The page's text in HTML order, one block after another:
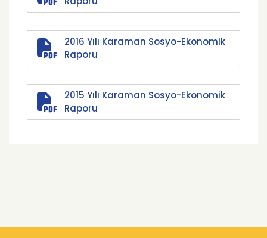
2016 Yılı Karaman Sosyo-Ekonomik
Raporu
2015 Yılı Karaman Sosyo-Ekonomik
Raporu